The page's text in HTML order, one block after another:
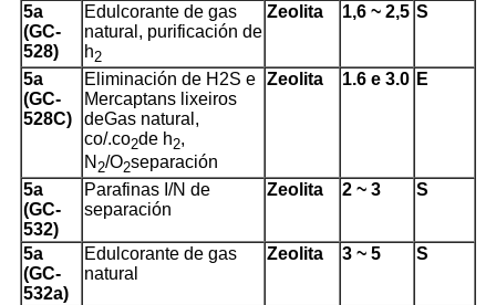
5a
(GC-
528)
Edulcorante de gas
natural, purificación de
h2
Zeolita 1,6 ~ 2,5 S
5a
(GC-
528C)
Eliminación de H2S e
Mercaptans lixeiros
deGas natural,
co/.co2de h2,
N 2/O2separación
Zeolita 1.6 e 3.0 E
5a
(GC-
532)
Parafinas I/N de
separación
Zeolita 2 ~ 3 S
5a
(GC-
532a)
Edulcorante de gas
natural
Zeolita 3 ~ 5 S